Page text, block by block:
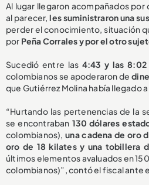
Al lugar llegaron acompañados
al parecer,les suministraron una
perder el conocimiento, situación
por Peña Corrales y por el otro
Sucedió entre las 4:43 y las 8:02
colombianos se apoderaron de
que Gutiérrez Molina había llegado
“Hurtando las pertenencias de la
se encontraban 130 dólares
colombianos),una cadena de oro
oro de 18 kilates y una tobillera
últimos elementos avaluados en
colombianos)”, contó el fiscal ante